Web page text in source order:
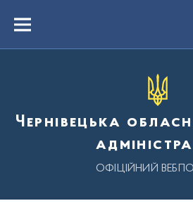
вмістуMenu
Чернівецька
ОФІЦІЙНИЙ